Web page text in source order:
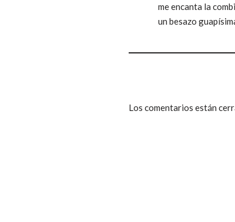
me encanta la
un besazo
Los comentarios están